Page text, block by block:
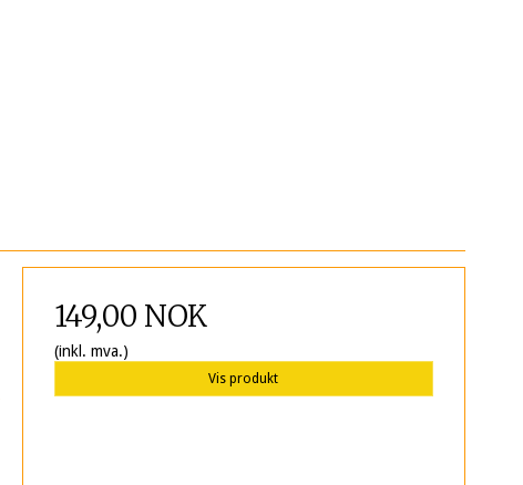
149,00 NOK
(inkl. mva.)
Vis produkt